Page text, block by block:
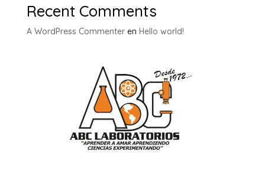
Recent Comments
A WordPress Commenteren Hello world!